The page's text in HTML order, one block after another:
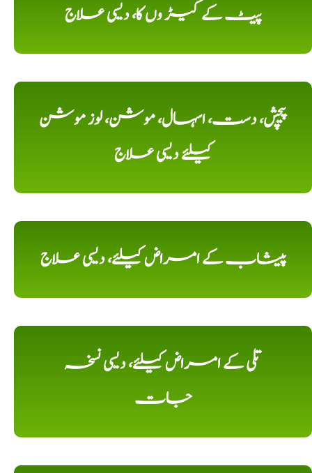
پیٹ کے کیڑ وں کا، دیسی علاج
پیچش، دست، اسہال، موشن، لوز موشن
کیلئے دیسی علاج
پیشاب کے امراض کیلئے، دیسی علاج
تلی کے امراض کیلئے، دیسی نسخہ
جات